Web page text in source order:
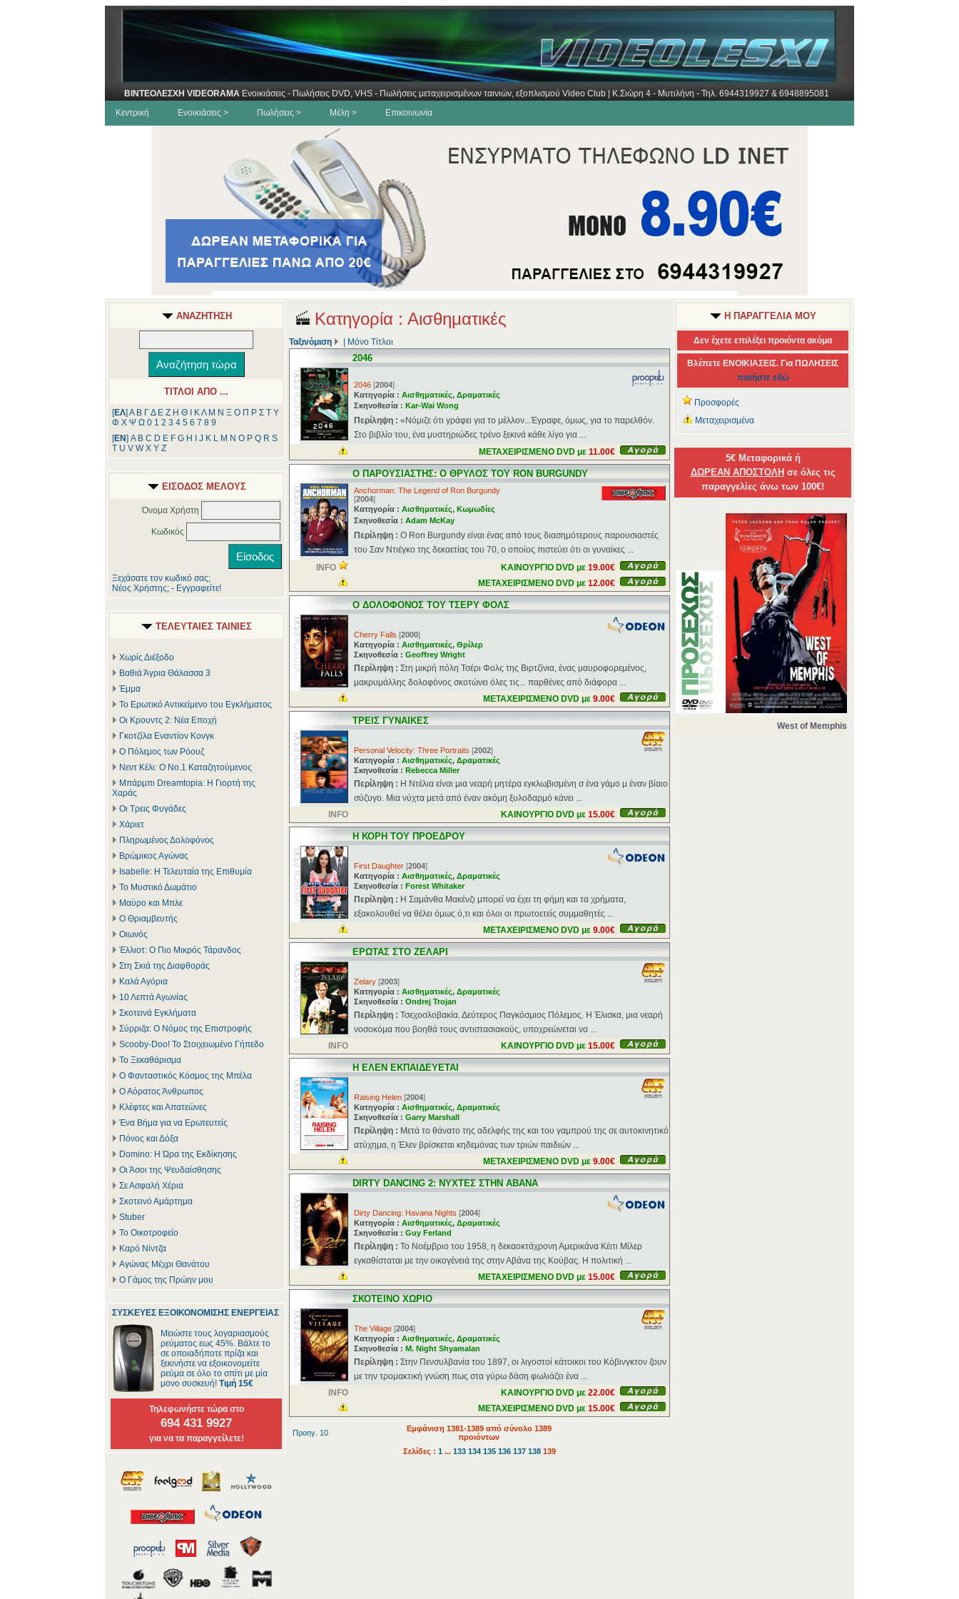
ΒΙΝΤΕΟΛΕΣΧΗ VIDEORAMA Ενοικιάσεις - Πωλήσεις DVD, VHS - Πωλήσεις μεταχειρισμένων ταινιών, εξοπλισμού Video Club | Κ.Σιώρη 4 - Μυτιλήνη - Τηλ. 6944319927 & 6948895081
Κεντρική
Ενοικιάσεις > Πωλήσεις > Μέλη > Επικοινωνία
ΑΝΑΖΗΤΗΣΗ
ΤΙΤΛΟΙ ΑΠΟ ...
[ΕΛ] Α Β ΓΔ Ε Ζ Η Θ ΚΛ Μ Ν Ξ Ο Π Ρ Σ Τ Υ
Φ Χ Ψ Ω 0 1 2 3 4 5 6 7 8 9
[ΕΝ] A B C D E F G H J K L M N O P Q R S
T U V W X Y Z
ΕΙΣΟΔΟΣ ΜΕΛΟΥΣ
Όνομα Χρήστη
Κωδικός
Ξεχάσατε τον κωδικό σας;
Νέος Χρήστης; - Εγγραφείτε!
ΤΕΛΕΥΤΑΙΕΣ ΤΑΙΝΙΕΣ
Χωρίς Διέξοδο
Βαθιά Άγρια Θάλασσα 3
Έμμα
Το Ερωτικό Αντικείμενο του Εγκλήματος
Οι Κρουντς 2: Νέα Εποχή
Γκοτζίλα Εναντίον Κονγκ
Ο Πόλεμος των Ρόουζ
Νεντ Κέλι: Ο Νο.1 Καταζητούμενος
Μπάρμπι Dreamtopia: Η Γιορτή της
Χαράς
Οι Τρεις Φυγάδες
Χάριετ
Πληρωμένος Δολοφόνος
Βρώμικος Αγώνας
Isabelle: Η Τελευταία της Επιθυμία
Το Μυστικό Δωμάτιο
Μαύρο και Μπλε
Ο Θριαμβευτής
Οιωνός
Έλλιοτ: Ο Πιο Μικρός Τάρανδος
Στη Σκιά της Διαφθοράς
Καλά Αγόρια
10 Λεπτά Αγωνίας
Σκοτεινά Εγκλήματα
Σύρριζα: Ο Νόμος της Επιστροφής
Scooby-Doo! Το Στοιχειωμένο Γήπεδο
Το Ξεκαθάρισμα
Ο Φανταστικός Κόσμος της Μπέλα
Ο Αόρατος Άνθρωπος
Κλέφτες και Απατεώνες
Ένα Βήμα για να Ερωτευτείς
Πόνος και Δόξα
Domino: Η Ώρα της Εκδίκησης
Οι Άσοι της Ψευδαίσθησης
Σε Ασφαλή Χέρια
Σκοτεινό Αμάρτημα
Stuber
Το Οικοτροφείο
Καρό Νίντζα
Αγώνας Μέχρι Θανάτου
Ο Γάμος της Πρώην μου
ΣΥΣΚΕΥΕΣ ΕΞΟΙΚΟΝΟΜΙΣΗΣ ΕΝΕΡΓΕΙΑΣ
Μειώστε τους λογαριασμούς
ρεύματος εως 45%. Βάλτε το
σε οποιαδήποτε πρίζα και
ξεκινήστε να εξοικονομείτε
ρεύμα σε όλο το σπίτι με μία
μονο συσκευή! Τιμή 15€
Τηλεφωνήστε τώρα στο
694 431 9927
για να τα παραγγείλετε!
Κατηγορία : Αισθηματικές
Ταξινόμιση Μόνο Τίτλοι
2046
2046 [2004]
Κατηγορία : Αισθηματικές, Δραματικές
Σκηνοθεσία : Kar-Wai Wong
Περίληψη : «Νόμιζε ότι γράφει για το μέλλον...Έγραφε, όμως, για το παρελθόν.
Στο βιβλίο του, ένα μυστηριώδες τρένο ξεκινά κάθε λίγο για ...
ΜΕΤΑΧΕΙΡΙΣΜΕΝΟ DVD με 11.00€
Ο ΠΑΡΟΥΣΙΑΣΤΗΣ: Ο ΘΡΥΛΟΣ ΤΟΥ RON BURGUNDY
Anchorman: The Legend of Ron Burgundy
[2004]
Κατηγορία : Αισθηματικές, Κωμωδίες
Σκηνοθεσία : Adam McKay
Περίληψη : Ο Ron Burgundy είναι ένας από τους διασημότερους παρουσιαστές
του Σαν Ντιέγκο της δεκαετίας του 70, ο οποίος πιστεύει ότι οι γυναίκες ...
INFO
ΚΑΙΝΟΥΡΓΙΟ DVD με 19.00€
ΜΕΤΑΧΕΙΡΙΣΜΕΝΟ DVD με 12.00€
Ο ΔΟΛΟΦΟΝΟΣ ΤΟΥ ΤΣΕΡΥ ΦΟΛΣ
Cherry Falls [2000]
Κατηγορία : Αισθηματικές, Θρίλερ
Σκηνοθεσία : Geoffrey Wright
Περίληψη : Στη μικρή πόλη Τσέρι Φολς της Βιρτζίνια, ένας μαυροφορεμένος,
μακρυμάλλης δολοφόνος σκοτώνει όλες τις... παρθένες από διάφορα ...
ΜΕΤΑΧΕΙΡΙΣΜΕΝΟ DVD με 9.00€
ΤΡΕΙΣ ΓΥΝΑΙΚΕΣ
Personal Velocity: Three Portraits [2002]
Κατηγορία : Αισθηματικές, Δραματικές
Σκηνοθεσία : Rebecca Miller
Περίληψη : Η Ντέλια είναι μια νεαρή μητέρα εγκλωβισμένη σ ένα γάμο μ έναν βίαιο
σύζυγο. Μια νύχτα μετά από έναν ακόμη ξυλοδαρμό κάνει ...
INFO
ΚΑΙΝΟΥΡΓΙΟ DVD με 15.00€
Η ΚΟΡΗ ΤΟΥ ΠΡΟΕΔΡΟΥ
First Daughter [2004]
Κατηγορία : Αισθηματικές, Δραματικές
Σκηνοθεσία : Forest Whitaker
Περίληψη : Η Σαμάνθα Μακένζι μπορεί να έχει τη φήμη και τα χρήματα,
εξακολουθεί να θέλει όμως ό,τι και όλοι οι πρωτοετείς συμμαθητές ...
ΜΕΤΑΧΕΙΡΙΣΜΕΝΟ DVD με 9.00€
ΕΡΩΤΑΣ ΣΤΟ ΖΕΛΑΡΙ
Zelary [2003]
Κατηγορία : Αισθηματικές, Δραματικές
Σκηνοθεσία : Ondrej Trojan
Περίληψη : Τσεχοσλοβακία. Δεύτερος Παγκόσμιος Πόλεμος. Η Έλισκα, μια νεαρή
νοσοκόμα που βοηθά τους αντιστασιακούς, υποχρεώνεται να ...
INFO
ΚΑΙΝΟΥΡΓΙΟ DVD με 15.00€
Η ΕΛΕΝ ΕΚΠΑΙΔΕΥΕΤΑΙ
Raising Helen [2004]
Κατηγορία : Αισθηματικές, Δραματικές
Σκηνοθεσία : Garry Marshall
Περίληψη : Μετά το θάνατο της αδελφής της και του γαμπρού της σε αυτοκινητικό
ατύχημα, η Έλεν βρίσκεται κηδεμόνας των τριών παιδιών ...
ΜΕΤΑΧΕΙΡΙΣΜΕΝΟ DVD με 9.00€
DIRTY DANCING 2: ΝΥΧΤΕΣ ΣΤΗΝ ΑΒΑΝΑ
Dirty Dancing: Havana Nights [2004]
Κατηγορία : Αισθηματικές, Δραματικές
Σκηνοθεσία : Guy Ferland
Περίληψη : Το Νοέμβριο του 1958, η δεκαοκτάχρονη Αμερικάνα Κέιτι Μίλερ
εγκαθίσταται με την οικογένειά της στην Αβάνα της Κούβας. Η πολιτική ...
ΜΕΤΑΧΕΙΡΙΣΜΕΝΟ DVD με 15.00€
ΣΚΟΤΕΙΝΟ ΧΩΡΙΟ
The Village [2004]
Κατηγορία : Αισθηματικές, Δραματικές
Σκηνοθεσία : M. Night Shyamalan
Περίληψη : Στην Πενσυλβανία του 1897, οι λιγοστοί κάτοικοι του Κόβινγκτον ζουν
με την τρομακτική γνώση πως στα γύρω δάση φωλιάζει ένα ...
INFO
ΚΑΙΝΟΥΡΓΙΟ DVD με 22.00€
ΜΕΤΑΧΕΙΡΙΣΜΕΝΟ DVD με 15.00€
Προηγ. 10
Εμφάνιση 1381-1389 από σύνολο 1389
προιόντων
Σελίδες : 1 ... 133 134 135 136 137 138 139
Η ΠΑΡΑΓΓΕΛΙΑ ΜΟΥ
Δεν έχετε επιλέξει προιόντα ακόμα
Βλέπετε ΕΝΟΙΚΙΑΣΕΙΣ. Για ΠΩΛΗΣΕΙΣ
πατήστε εδώ
Προσφορές
Μεταχειρισμένα
5€ Μεταφορικά ή
ΔΩΡΕΑΝ ΑΠΟΣΤΟΛΗ σε όλες τις
παραγγελίες άνω των 100€!
West of Memphis